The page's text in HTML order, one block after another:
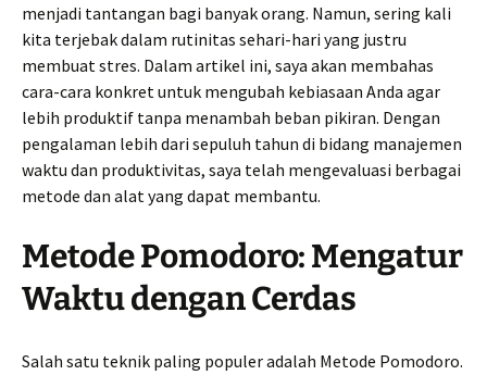
menjadi tantangan bagi banyak orang. Namun, sering kali
kita terjebak dalam rutinitas sehari-hari yang justru
membuat stres. Dalam artikel ini, saya akan membahas
cara-cara konkret untuk mengubah kebiasaan Anda agar
lebih produktif tanpa menambah beban pikiran. Dengan
pengalaman lebih dari sepuluh tahun di bidang manajemen
waktu dan produktivitas, saya telah mengevaluasi berbagai
metode dan alat yang dapat membantu.
Metode Pomodoro: Mengatur
Waktu dengan Cerdas
Salah satu teknik paling populer adalah Metode Pomodoro.